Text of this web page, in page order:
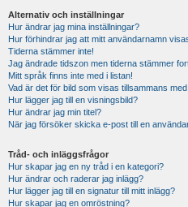
Alternativ och inställningar
Hur ändrar jag mina inställningar?
Hur förhindrar jag att mitt användarnamn
Tiderna stämmer inte!
Jag ändrade tidszon men tiderna stämmer
Mitt språk finns inte med i listan!
Vad är det för bild som visas tillsammans
Hur lägger jag till en visningsbild?
Hur ändrar jag min titel?
När jag försöker skicka e-post till en
Tråd- och inläggsfrågor
Hur skapar jag en ny tråd i en kategori?
Hur ändrar och raderar jag inlägg?
Hur lägger jag till en signatur till mitt inlägg?
Hur skapar jag en omröstning?